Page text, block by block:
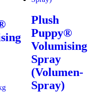
Plush
Puppy®
Volumising
Spray
(Volumen-
Spray)